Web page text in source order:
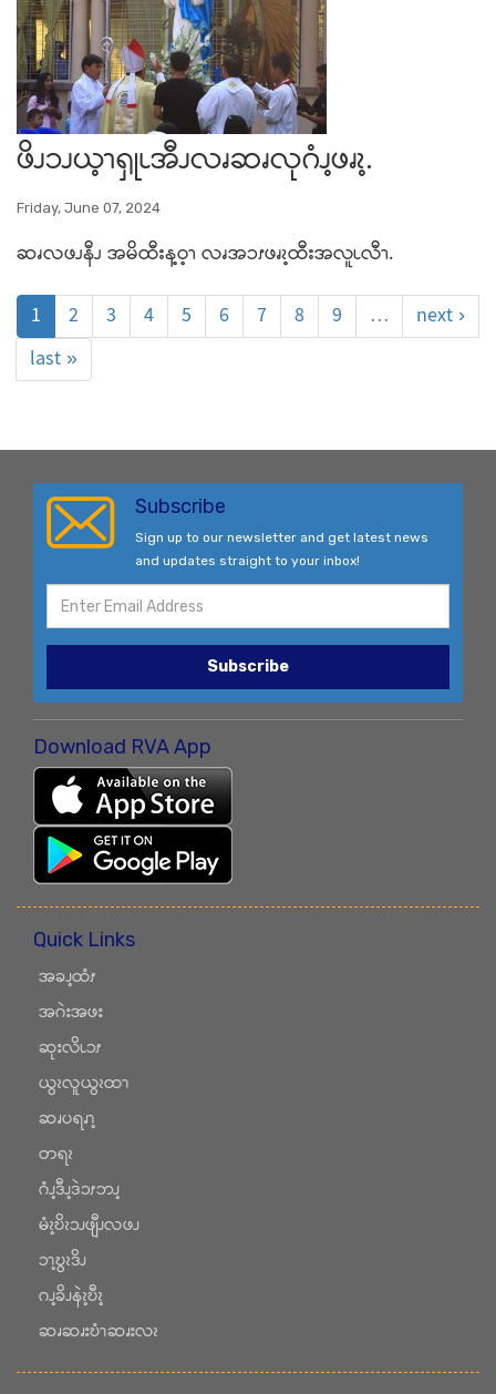
ဖိၪၥၪယ့ၫၡုၬအီၪလၧဆၧလုဂံၪ့ဖၧၩ့.
Friday, June 07, 2024
ဆၧလဖၪနီၪ အမိထီးန့ဝ့ၫ လၧအၥၭဖၧၩ့ထီးအလူၬလီၫ.
1
2 3 4 5 6 7 8 9 …
next ›
last »
Subscribe
Sign up to our newsletter and get latest news
and updates straight to your inbox!
Subscribe
Download RVA App
Quick Links
အခၪ့ထံၭ
အဂဲးအဖး
ဆုးလိၬၥၭ
ယွၩလူယွၩထၫ
ဆၧပရၧၫ့
တရၩ
ဂံၪ့ဒီၪ့ဒဲၥၭဘၪ့
မံၩ့ဎိၩၥၪဖျီၪလဖၪ
ၥၫ့ဎွၩဒိၪ
ဂၪ့ခိၪနဲၩ့ဎီၩ့
ဆၧဆၧးဎံၫဆၧးလၩ